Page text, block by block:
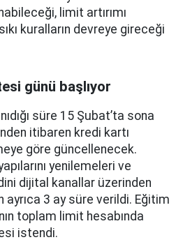
limit artırımı
kuralların devreye gireceği
günü başlıyor
süre 15 Şubat’ta sona
itibaren kredi kartı
göre güncellenecek.
yenilemeleri ve
dijital kanallar üzerinden
3 ay süre verildi. Eğitim
toplam limit hesabında
istendi.